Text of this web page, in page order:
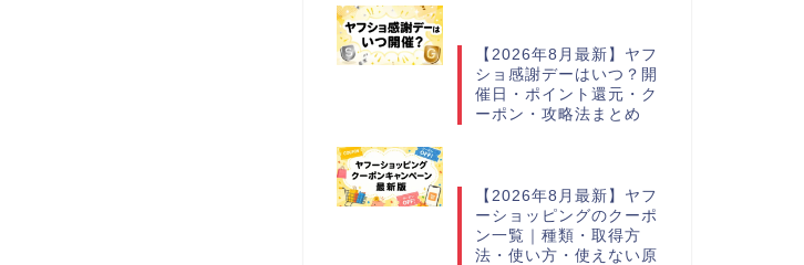
【2026年8月最新】ヤフ
ショ感謝デーはいつ？開
催日・ポイント還元・ク
ーポン・攻略法まとめ
【2026年8月最新】ヤフ
ーショッピングのクーポ
ン一覧｜種類・取得方
法・使い方・使えない原